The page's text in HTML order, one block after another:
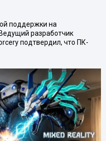
поддержки на
разработчик
подтвердил, что ПК-